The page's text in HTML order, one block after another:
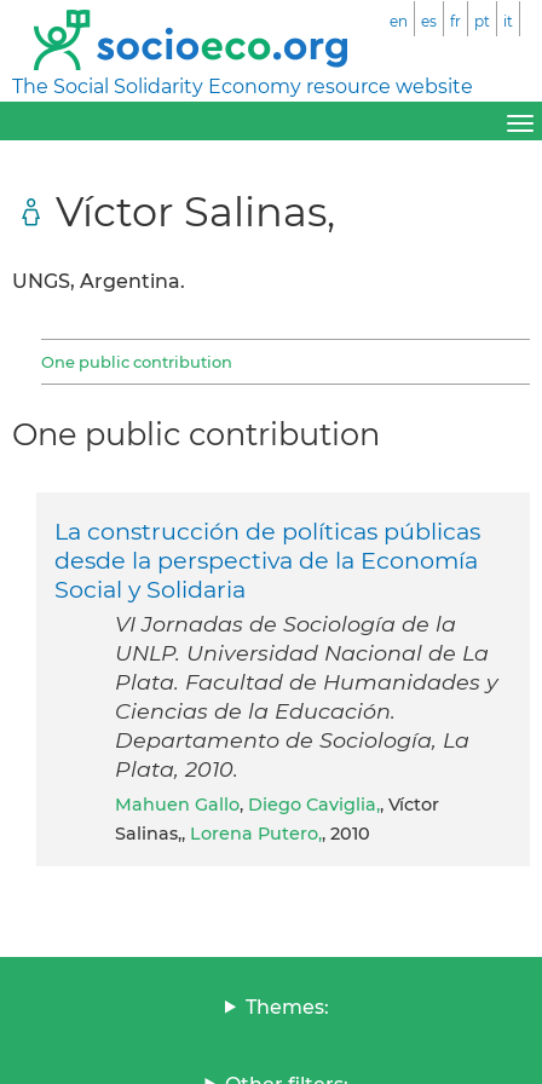
The Social Solidarity Economy resource website
en es fr pt it
Víctor Salinas,
UNGS, Argentina.
One public contribution
One public contribution
La construcción de políticas públicas
desde la perspectiva de la Economía
Social y Solidaria
VI Jornadas de Sociología de la
UNLP. Universidad Nacional de La
Plata. Facultad de Humanidades y
Ciencias de la Educación.
Departamento de Sociología, La
Plata, 2010.
Mahuen Gallo, Diego Caviglia,, Víctor
Salinas,, Lorena Putero,, 2010
Themes: